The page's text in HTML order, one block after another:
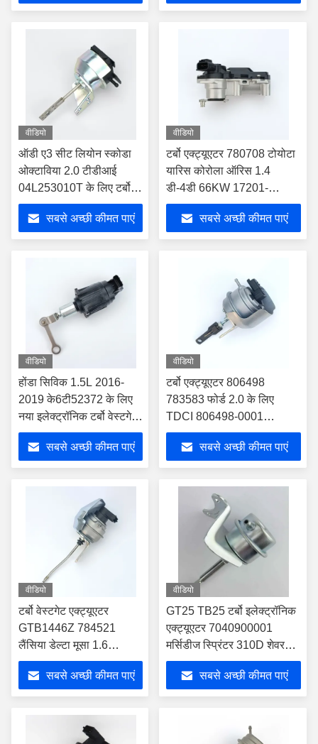
के लिए इलेक्ट्रॉनिक एक्ट्यूएटर
वीडियो
ऑडी ए3 सीट लियोन स्कोडा
ओक्टाविया 2.0 टीडीआई
04L253010T के लिए टर्बो
एक्ट्यूएटर 04L253010B
सबसे अच्छी कीमत पाएं
वीडियो
टर्बो एक्ट्यूएटर 780708 टोयोटा
यारिस कोरोला ऑरिस 1.4
डी-4डी 66KW 17201-
0N042 के लिए
सबसे अच्छी कीमत पाएं
वीडियो
होंडा सिविक 1.5L 2016-
2019 के6टी52372 के लिए
नया इलेक्ट्रॉनिक टर्बो वेस्टगेट
एक्ट्यूएटर
सबसे अच्छी कीमत पाएं
वीडियो
टर्बो एक्ट्यूएटर 806498
783583 फोर्ड 2.0 के लिए
TDCI 806498-0001
783583-0004 783583-
0003
सबसे अच्छी कीमत पाएं
वीडियो
टर्बो वेस्टगेट एक्ट्यूएटर
GTB1446Z 784521
लैंसिया डेल्टा मूसा 1.6
मल्टीजेट 120 803956-
0002 55220701
71794564 के लिए
सबसे अच्छी कीमत पाएं
वीडियो
GT25 TB25 टर्बो इलेक्ट्रॉनिक
एक्ट्यूएटर 7040900001
मर्सिडीज स्प्रिंटर 310D शेवरलेट
कार S10 के लिए 2.5
सबसे अच्छी कीमत पाएं